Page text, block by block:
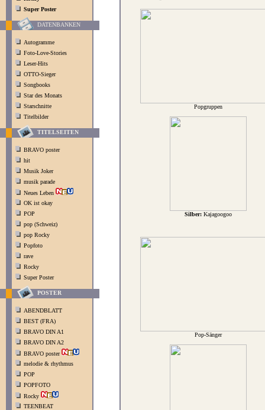
Super Poster
DATENBANKEN
Autogramme
Foto-Love-Stories
Leser-Hits
OTTO-Sieger
Songbooks
Star des Monats
Starschnitte
Titelbilder
TITELSEITEN
BRAVO poster
hit
Musik Joker
musik parade
Neues Leben
OK ist okay
POP
pop (Schweiz)
pop Rocky
Popfoto
rave
Rocky
Super Poster
POSTER
ABENDBLATT
BEST (FRA)
BRAVO DIN A1
BRAVO DIN A2
BRAVO poster
melodie & rhythmus
POP
POPFOTO
Rocky
TEENBEAT
Popgruppen
Silber: Kajagoogoo
Pop-Sänger